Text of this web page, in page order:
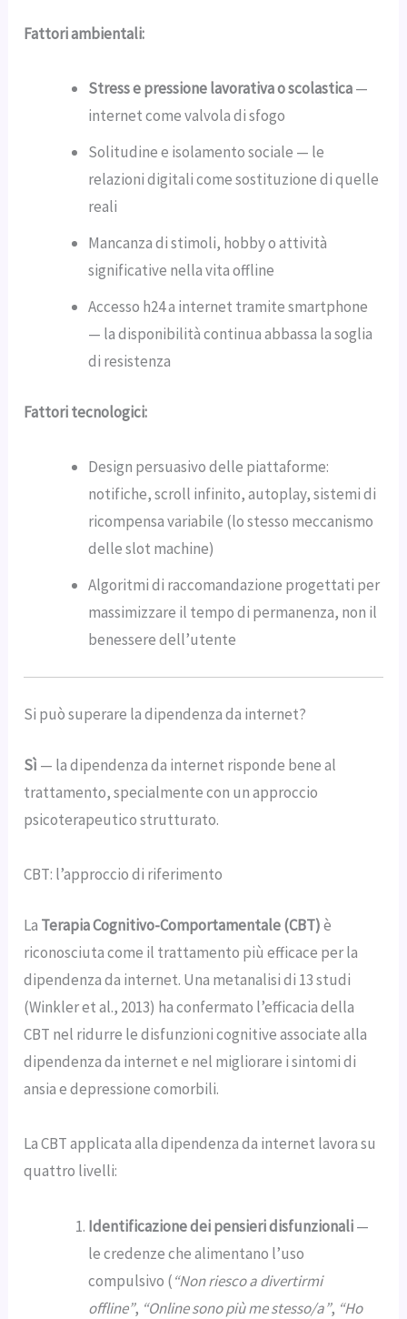
Fattori ambientali:
Stress e pressione lavorativa o scolastica—
internet come valvola di sfogo
Solitudine e isolamento sociale — le
relazioni digitali come sostituzione di quelle
reali
Mancanza di stimoli, hobby o attività
significative nella vita offline
Accesso h24 a internet tramite smartphone
— la disponibilità continua abbassa la soglia
di resistenza
Fattori tecnologici:
Design persuasivo delle piattaforme:
notifiche, scroll infinito, autoplay, sistemi di
ricompensa variabile (lo stesso meccanismo
delle slot machine)
Algoritmi di raccomandazione progettati per
massimizzare il tempo di permanenza, non il
benessere dell’utente
Si può superare la dipendenza da internet?
Sì — la dipendenza da internet risponde bene al
trattamento, specialmente con un approccio
psicoterapeutico strutturato.
CBT: l’approccio di riferimento
La Terapia Cognitivo-Comportamentale (CBT)è
riconosciuta come il trattamento più efficace per la
dipendenza da internet. Una metanalisi di 13 studi
(Winkler et al., 2013) ha confermato l’efficacia della
CBT nel ridurre le disfunzioni cognitive associate alla
dipendenza da internet e nel migliorare i sintomi di
ansia e depressione comorbili.
La CBT applicata alla dipendenza da internet lavora su
quattro livelli:
Identificazione dei pensieri disfunzionali—
le credenze che alimentano l’uso
compulsivo (“Non riesco a divertirmi
offline”, “Online sono più me stesso/a”, “Ho